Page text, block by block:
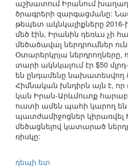
աշխատում Իրանում խաղաղ
ծրագրերի զարգացմանը:
թեպետ ակնկալիքները
մեծ էին, Իրանին դեռևս չի
մեծածավալ ներդրումներ
Օտարերկրյա ներդրողները,
տարի ակնկալում էր $50
են ընդամենը նախատեսվող
Հիմնական խնդիրն այն է, որ
կան Իրան-Արևմուտք
ուստի ամեն պահի կարող են
պատժամիջոցներ կիրառվել
մեծացնելով կատարած
ռիսկը:
դեպի ետ